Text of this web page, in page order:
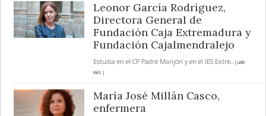
Leonor García Rodríguez,
Directora General de
Fundación Caja Extremadura y
Fundación Cajalmendralejo
Estudia en el CP Padre Manjón y en el IES Extre... [ LEER
MÁS ]
María José Millán Casco,
enfermera